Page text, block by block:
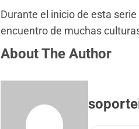
Durante el inicio de esta
encuentro de muchas
About The Author